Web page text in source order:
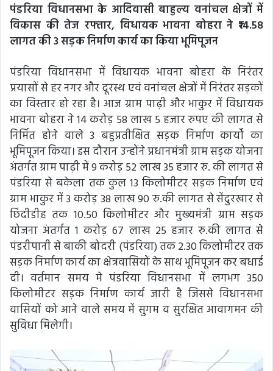
पंडरिया विधानसभा के आदिवासी बाहुल्य वनांचल क्षेत्रों में
विकास की तेज रफ्तार, विधायक भावना बोहरा ने ₹14.58
लागत की 3 सड़क निर्माण कार्य का किया भूमिपूजन
पंडरिया विधानसभा में विधायक भावना बोहरा के निरंतर
प्रयासों से हर नगर और दूरस्थ एवं वनांचल क्षेत्रों में निरंतर सड़कों
का विस्तार हो रहा है। आज ग्राम पाढ़ी और भाकुर में विधायक
भावना बोहरा ने 14 करोड़ 58 लाख 5 हजार रुपए की लागत से
निर्मित होने वाले 3 बहुप्रतीक्षित सड़क निर्माण कार्यों का
भूमिपूजन किया। इस दौरान उन्होंने प्रधानमंत्री ग्राम सड़क योजना
अंतर्गत ग्राम पाढ़ी में 9 करोड़ 52 लाख 35 हजार रु. की लागत से
पंडरिया से बकेला तक कुल 13 किलोमीटर सड़क निर्माण एवं
ग्राम भाकुर में 3 करोड़ 38 लाख 90 रु.की लागत से सेंदुरखार से
छिंदीडीह तक 10.50 किलोमीटर और मुख्यमंत्री ग्राम सड़क
योजना अंतर्गत 1 करोड़ 67 लाख 25 हजार रु.की लागत से
पंडरीपानी से बाकी बोदरी (पंडरिया) तक 2.30 किलोमीटर तक
सड़क निर्माण कार्य का क्षेत्रवासियों के साथ भूमिपूजन कर बधाई
दी। वर्तमान समय मे पंडरिया विधानसभा में लगभग 350
किलोमीटर सड़क निर्माण कार्य जारी है जिससे विधानसभा
वासियों को आने वाले समय में सुगम व सुरक्षित आवागमन की
सुविधा मिलेगी।